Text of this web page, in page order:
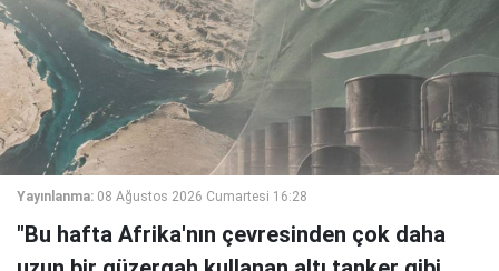
Yayınlanma: 08 Ağustos 2026 Cumartesi 16:28
"Bu hafta Afrika'nın çevresinden çok daha